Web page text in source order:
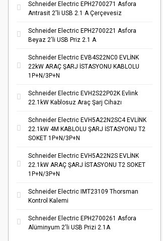
Schneider Electric EPH2700271 Asfora
Antrasit 2'li USB 2.1 A Çerçevesiz
Schneider Electric EPH2700221 Asfora
Beyaz 2'li USB Priz 2.1 A
Schneider Electric EVB4S22NC0 EVLİNK
22kW ARAÇ ŞARJ İSTASYONU KABLOLU
1P+N/3P+N
Schneider Electric EVH2S22P02K Evlink
22.1kW Kablosuz Araç Şarj Cihazı
Schneider Electric EVH5A22N2SC4 EVLİNK
22.1kW 4M KABLOLU ŞARJ İSTASYONU T2
SOKET 1P+N/3P+N
Schneider Electric EVH5A22N2S EVLİNK
22.1kW ARAÇ ŞARJ İSTASYONU T2 SOKET
1P+N/3P+N
Schneider Electric IMT23109 Thorsman
Kontrol Kalemi
Schneider Electric EPH2700261 Asfora
Alüminyum 2'li USB Prizi 2.1A